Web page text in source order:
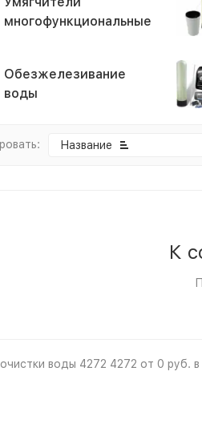
многофункциональные
Обезжелезивание
воды
Название
К
воды 4272 4272 от 0 руб.